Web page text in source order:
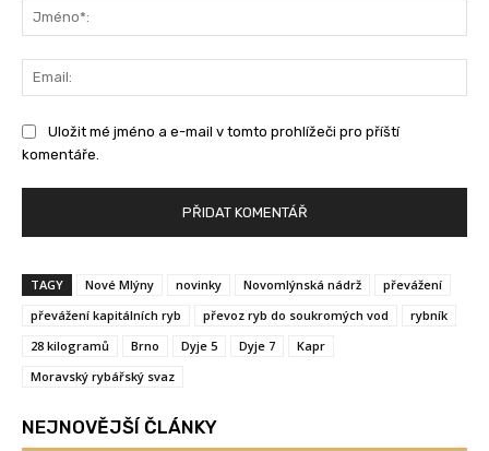
Uložit mé jméno a e-mail v tomto prohlížeči pro příští
komentáře.
TAGY Nové Mlýny novinky Novomlýnská nádrž
převážení
převážení kapitálních ryb
převoz ryb do soukromých vod
rybník
28 kilogramů
Brno Dyje 5 Dyje 7
Kapr
Moravský rybářský svaz
NEJNOVĚJŠÍ ČLÁNKY